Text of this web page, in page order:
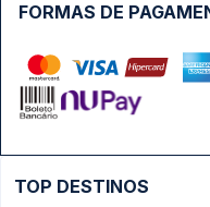
FORMAS DE
TOP DESTINOS